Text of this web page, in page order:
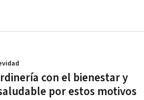
con el bienestar y
por estos motivos